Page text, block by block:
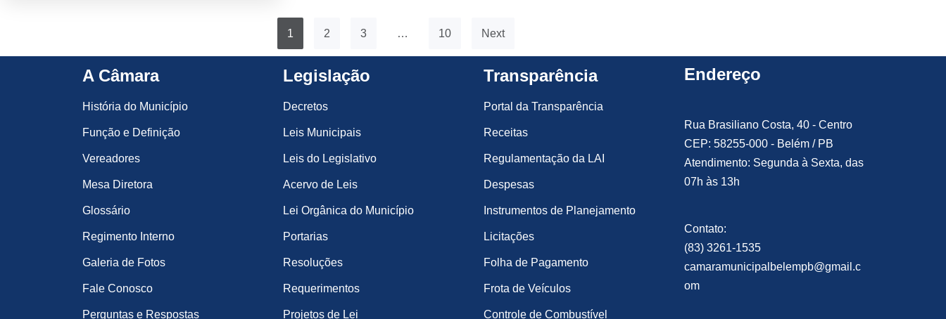
1 2 3 … 10 Next
A Câmara
História do Município
Função e Definição
Vereadores
Mesa Diretora
Glossário
Regimento Interno
Galeria de Fotos
Fale Conosco
Perguntas e Respostas
Legislação
Decretos
Leis Municipais
Leis do Legislativo
Acervo de Leis
Lei Orgânica do Município
Portarias
Resoluções
Requerimentos
Projetos de Lei
Transparência
Portal da Transparência
Receitas
Regulamentação da LAI
Despesas
Instrumentos de Planejamento
Licitações
Folha de Pagamento
Frota de Veículos
Controle de Combustível
Endereço
Rua Brasiliano Costa, 40 - Centro
CEP: 58255-000 - Belém / PB
Atendimento: Segunda à Sexta, das
07h às 13h
Contato:
(83) 3261-1535
camaramunicipalbelempb@gmail.c
om